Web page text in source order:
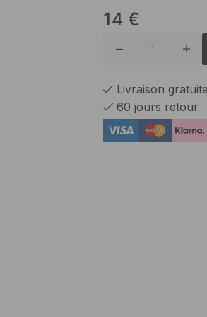
14 €
Livraison
60 jours retour